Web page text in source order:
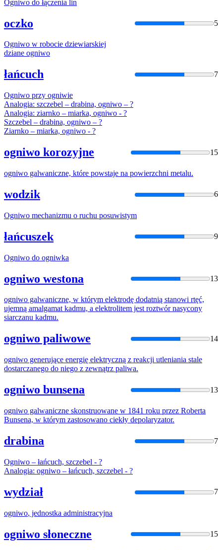
Ogniwo do łączenia lin
oczko 5
Ogniwo w robocie dziewiarskiej
dziane ogniwo
łańcuch 7
Ogniwo przy ogniwie
Analogia: szczebel – drabina, ogniwo – ?
Analogia: ziarnko – miarka, ogniwo - ?
Szczebel – drabina, ogniwo – ?
Ziarnko – miarka, ogniwo - ?
ogniwo korozyjne 15
ogniwo galwaniczne, które powstaje na powierzchni metalu.
wodzik 6
Ogniwo mechanizmu o ruchu posuwistym
łańcuszek 9
Ogniwo do ogniwka
ogniwo westona 13
ogniwo galwaniczne, w którym elektrodę dodatnią stanowi rtęć,
ujemną amalgamat kadmu, a elektrolitem jest roztwór nasycony
siarczanu kadmu.
ogniwo paliwowe 14
ogniwo generujące energię elektryczną z reakcji utleniania stale
dostarczanego do niego z zewnątrz paliwa.
ogniwo bunsena 13
ogniwo galwaniczne skonstruowane w 1841 roku przez Roberta
Bunsena, w którym zastosowano ciekły depolaryzator.
drabina 7
Ogniwo – łańcuch, szczebel - ?
Analogia: ogniwo – łańcuch, szczebel - ?
wydział 7
ogniwo, jednostka administracyjna
ogniwo słoneczne 15